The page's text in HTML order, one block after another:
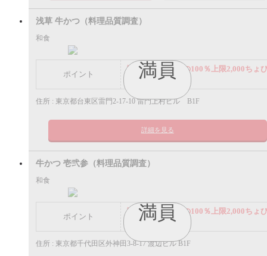
満員
浅草 牛かつ（料理品質調査）
和食
ポイント
謝礼： 飲食代金の100％上限2,000ちょ
ポイント
住所 : 東京都台東区雷門2-17-10 雷門上村ビル B1F
詳細を見る
満員
牛かつ 壱弐参（料理品質調査）
和食
ポイント
謝礼： 飲食代金の100％上限2,000ちょ
ポイント
住所 : 東京都千代田区外神田3-8-17 渡辺ビル B1F